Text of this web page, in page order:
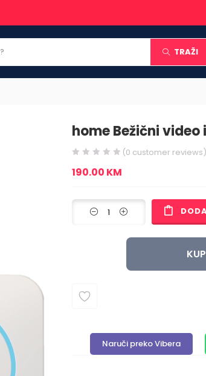
TRAŽI
home Bežični video
(0 customer reviews)
190.00 KM
Naruči preko Vibera